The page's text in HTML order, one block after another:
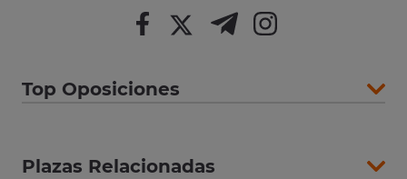
Top Oposiciones
Plazas Relacionadas